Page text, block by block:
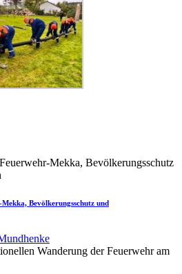
Bevölkerungsschutz und